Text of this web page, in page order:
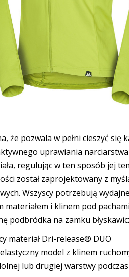
że pozwala w pełni cieszyć
uprawiania
regulując w ten sposób jej
został zaprojektowany z
Wszyscy potrzebują
materiałem i klinem pod
podbródka na zamku
materiał Dri-release® DUO
model z klinem
lub drugiej warstwy